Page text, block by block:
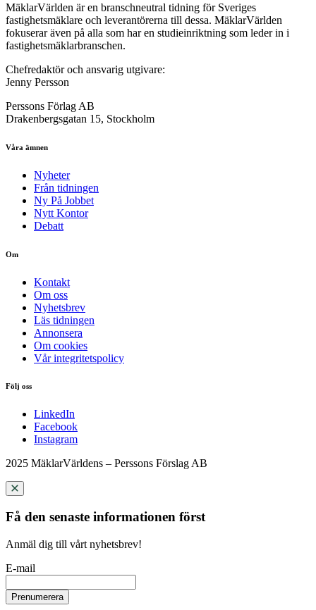
MäklarVärlden är en branschneutral tidning för Sveriges
fastighetsmäklare och leverantörerna till dessa. MäklarVärlden
fokuserar även på alla som har en studieinriktning som leder in i
fastighetsmäklarbranschen.
Chefredaktör och ansvarig utgivare:
Jenny Persson
Perssons Förlag AB
Drakenbergsgatan 15, Stockholm
Våra ämnen
Nyheter
Från tidningen
Ny På Jobbet
Nytt Kontor
Debatt
Om
Kontakt
Om oss
Nyhetsbrev
Läs tidningen
Annonsera
Om cookies
Vår integritetspolicy
Följ oss
LinkedIn
Facebook
Instagram
2025 MäklarVärldens – Perssons Förslag AB
Få den senaste informationen först
Anmäl dig till vårt nyhetsbrev!
E-mail
Prenumerera